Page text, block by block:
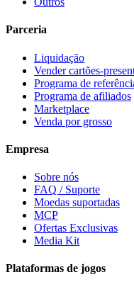
Parceria
Liquidação
Vender cartões-
Programa de
Programa de afiliados
Marketplace
Venda por grosso
Empresa
Sobre nós
FAQ / Suporte
Moedas suportadas
MCP
Ofertas Exclusivas
Media Kit
Plataformas de jogos